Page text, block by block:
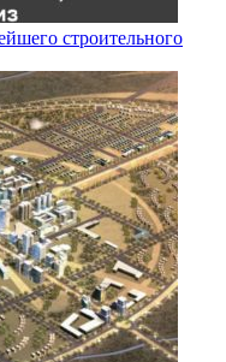
строительного